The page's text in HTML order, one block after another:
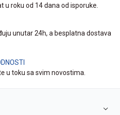
u roku od 14 dana od isporuke.
unutar 24h, a besplatna dostava
u toku sa svim novostima.